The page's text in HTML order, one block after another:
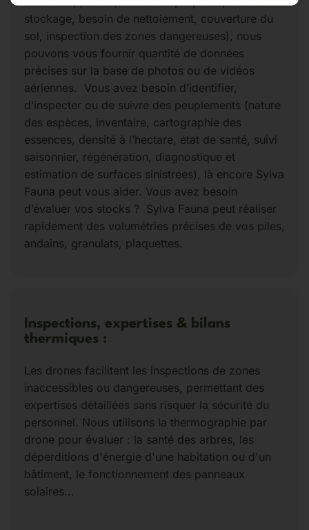
stockage, besoin de nettoiement, couverture du
sol, inspection des zones dangereuses), nous
pouvons vous fournir quantité de données
précises sur la base de photos ou de vidéos
aériennes. Vous avez besoin d’identifier,
d’inspecter ou de suivre des peuplements (nature
des espèces, inventaire, cartographie des
essences, densité à l’hectare, état de santé, suivi
saisonnier, régénération, diagnostique et
estimation de surfaces sinistrées), là encore Sylva
Fauna peut vous aider. Vous avez besoin
d’évaluer vos stocks ? Sylva Fauna peut réaliser
rapidement des volumétries précises de vos piles,
andains, granulats, plaquettes.
Inspections, expertises & bilans
thermiques :
Les drones facilitent les inspections de zones
inaccessibles ou dangereuses, permettant des
expertises détaillées sans risquer la sécurité du
personnel. Nous utilisons la thermographie par
drone pour évaluer : la santé des arbres, les
déperditions d'énergie d'une habitation ou d'un
bâtiment, le fonctionnement des panneaux
solaires...